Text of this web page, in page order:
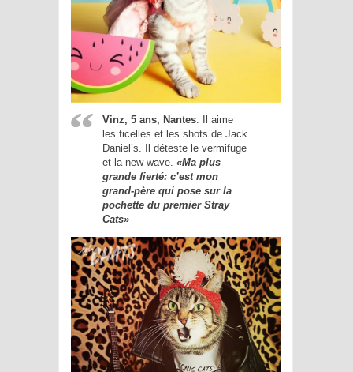
Vinz, 5 ans, Nantes . Il aime
les ficelles et les shots de Jack
Daniel’s. Il déteste le vermifuge
et la new wave. «Ma plus
grande fierté: c’est mon
grand-père qui pose sur la
pochette du premier Stray
Cats»